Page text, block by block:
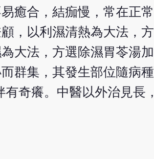
癒合，結痂慢，常在正
，以利濕清熱為大法，
大法，方選除濕胃苓湯加
群集，其發生部位隨病
奇癢。中醫以外治見長